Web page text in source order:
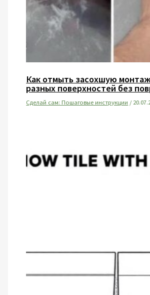
Как отмыть засохшую
разных поверхностей без
Сделай сам: Пошаговые инструкции /